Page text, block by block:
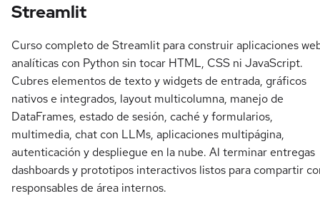
Streamlit
Curso completo de Streamlit para construir aplicaciones
analíticas con Python sin tocar HTML, CSS ni JavaScript.
Cubres elementos de texto y widgets de entrada, gráficos
nativos e integrados, layout multicolumna, manejo de
DataFrames, estado de sesión, caché y formularios,
multimedia, chat con LLMs, aplicaciones multipágina,
autenticación y despliegue en la nube. Al terminar entregas
dashboards y prototipos interactivos listos para compartir
responsables de área internos.